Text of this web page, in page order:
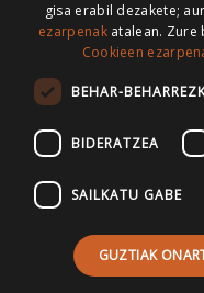
gisa erabil dezakete;
ezarpenakatalean. Zure
Cookieen
BEHAR-
BIDERATZEA
SAILKATU GABE
GUZTIAK